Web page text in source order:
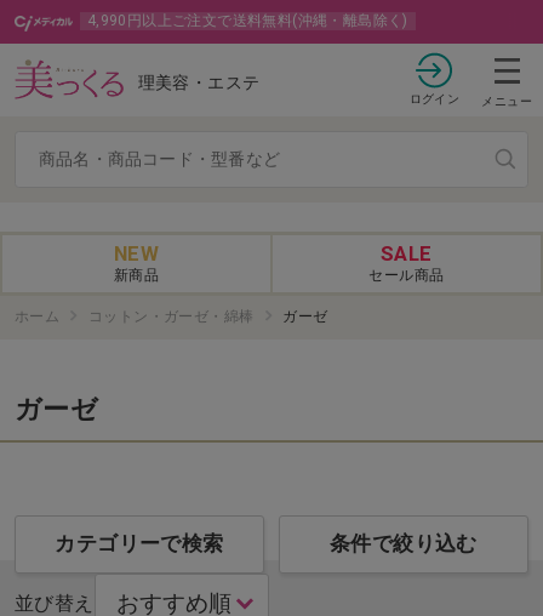
4,990円以上ご注文で送料無料(沖縄・離島除く)
理美容・エステ
ログイン メニュー
NEW
新商品
SALE
セール商品
ホーム コットン・ガーゼ・綿棒 ガーゼ
ガーゼ
カテゴリーで検索 条件で絞り込む
並び替え